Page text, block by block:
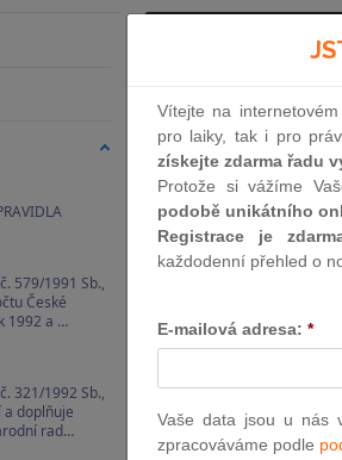
579/1991 Sb.,
České
1992 a …
321/1992 Sb.,
doplňuje
rad…
od
o
Parlament se
Vítejte na
pro laiky, tak i pro
získejte zdarma řadu
Protože si vážíme
podobě unikátního
Registrace je
každodenní přehled o
E-mailová adresa: *
Vaše data jsou u nás
zpracováváme podle